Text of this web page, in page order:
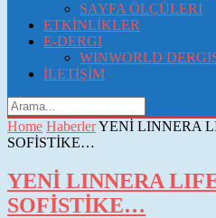
SAYFA ÖLÇÜLERI
ETKİNLİKLER
E-DERGI
WINWORLD
İLETİŞİM
Home HaberlerYENİ LINNERA
SOFİSTİKE…
YENİ LINNERA
SOFİSTİKE…